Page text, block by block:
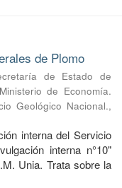
de Plomo
de Estado de
Ministerio de Economía.
Geológico Nacional.,
interna del Servicio
interna n°10"
Unia. Trata sobre la